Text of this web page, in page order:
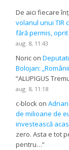
De aici fiecare
volanul unui TIR
fără permis,
aug. 8, 11:43
Noric on
Bolojan:
“ALUPIGUS
aug. 8, 11:18
c-block on
de milioane de
investească
zero. Asta e tot
pentru…”